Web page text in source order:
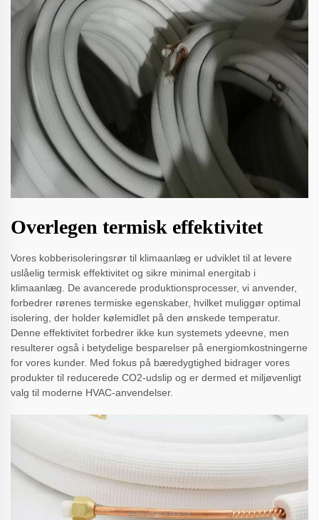
Overlegen termisk effektivitet
Vores kobberisoleringsrør til klimaanlæg er udviklet til at levere
uslåelig termisk effektivitet og sikre minimal energitab i
klimaanlæg. De avancerede produktionsprocesser, vi anvender,
forbedrer rørenes termiske egenskaber, hvilket muliggør optimal
isolering, der holder kølemidlet på den ønskede temperatur.
Denne effektivitet forbedrer ikke kun systemets ydeevne, men
resulterer også i betydelige besparelser på energiomkostningerne
for vores kunder. Med fokus på bæredygtighed bidrager vores
produkter til reducerede CO2-udslip og er dermed et miljøvenligt
valg til moderne HVAC-anvendelser.